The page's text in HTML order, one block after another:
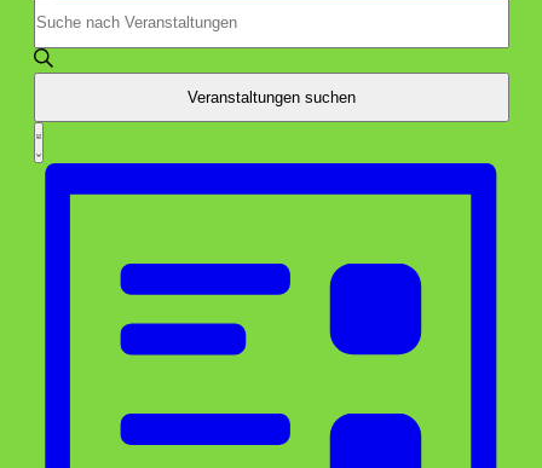
Suche
und
Ansichten,
Navigation
Schlüsselwort
eingeben.
Suche
Veranstaltungen
Schlüsselwort.
Veranstaltungen suchen
Veranstaltung
Ansichten-
Liste